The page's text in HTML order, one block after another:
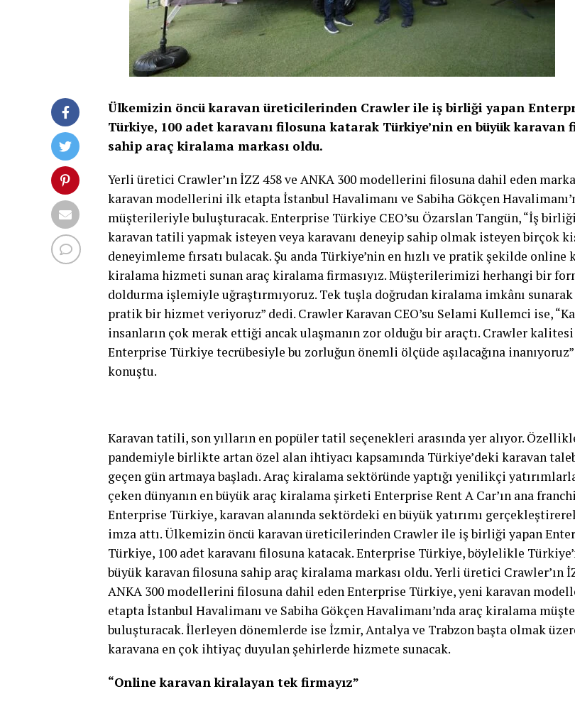
Ülkemizin öncü karavan üreticilerinden Crawler ile iş birliği yapan
Türkiye, 100 adet karavanı filosuna katarak Türkiye’nin en büyük karavan
sahip araç kiralama markası oldu.
Yerli üretici Crawler’ın İZZ 458 ve ANKA 300 modellerini filosuna dahil eden
karavan modellerini ilk etapta İstanbul Havalimanı ve Sabiha Gökçen
müşterileriyle buluşturacak. Enterprise Türkiye CEO’su Özarslan Tangün, “İş
karavan tatili yapmak isteyen veya karavanı deneyip sahip olmak isteyen birçok
deneyimleme fırsatı bulacak. Şu anda Türkiye’nin en hızlı ve pratik şekilde online
kiralama hizmeti sunan araç kiralama firmasıyız. Müşterilerimizi herhangi bir
doldurma işlemiyle uğraştırmıyoruz. Tek tuşla doğrudan kiralama imkânı
pratik bir hizmet veriyoruz” dedi. Crawler Karavan CEO’su Selami Kullemci ise,
insanların çok merak ettiği ancak ulaşmanın zor olduğu bir araçtı. Crawler kalitesi
Enterprise Türkiye tecrübesiyle bu zorluğun önemli ölçüde aşılacağına
konuştu.
Karavan tatili, son yılların en popüler tatil seçenekleri arasında yer alıyor.
pandemiyle birlikte artan özel alan ihtiyacı kapsamında Türkiye’deki karavan
geçen gün artmaya başladı. Araç kiralama sektöründe yaptığı yenilikçi
çeken dünyanın en büyük araç kiralama şirketi Enterprise Rent A Car’ın ana
Enterprise Türkiye, karavan alanında sektördeki en büyük yatırımı
imza attı. Ülkemizin öncü karavan üreticilerinden Crawler ile iş birliği yapan
Türkiye, 100 adet karavanı filosuna katacak. Enterprise Türkiye, böylelikle
büyük karavan filosuna sahip araç kiralama markası oldu. Yerli üretici Crawler’ın
ANKA 300 modellerini filosuna dahil eden Enterprise Türkiye, yeni karavan
etapta İstanbul Havalimanı ve Sabiha Gökçen Havalimanı’nda araç kiralama
buluşturacak. İlerleyen dönemlerde ise İzmir, Antalya ve Trabzon başta olmak
karavana en çok ihtiyaç duyulan şehirlerde hizmete sunacak.
“Online karavan kiralayan tek firmayız”